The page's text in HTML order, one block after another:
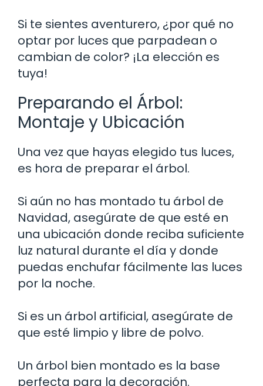
Si te sientes aventurero, ¿por qué no
optar por luces que parpadean o
cambian de color? ¡La elección es
tuya!
Preparando el Árbol:
Montaje y Ubicación
Una vez que hayas elegido tus luces,
es hora de preparar el árbol.
Si aún no has montado tu árbol de
Navidad, asegúrate de que esté en
una ubicación donde reciba suficiente
luz natural durante el día y donde
puedas enchufar fácilmente las luces
por la noche.
Si es un árbol artificial, asegúrate de
que esté limpio y libre de polvo.
Un árbol bien montado es la base
perfecta para la decoración.